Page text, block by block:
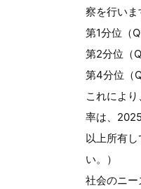
察を行いま
第1分位（
第2分位（
第4分位（
これによ
率は、
以上所有
い。）
社会のニ